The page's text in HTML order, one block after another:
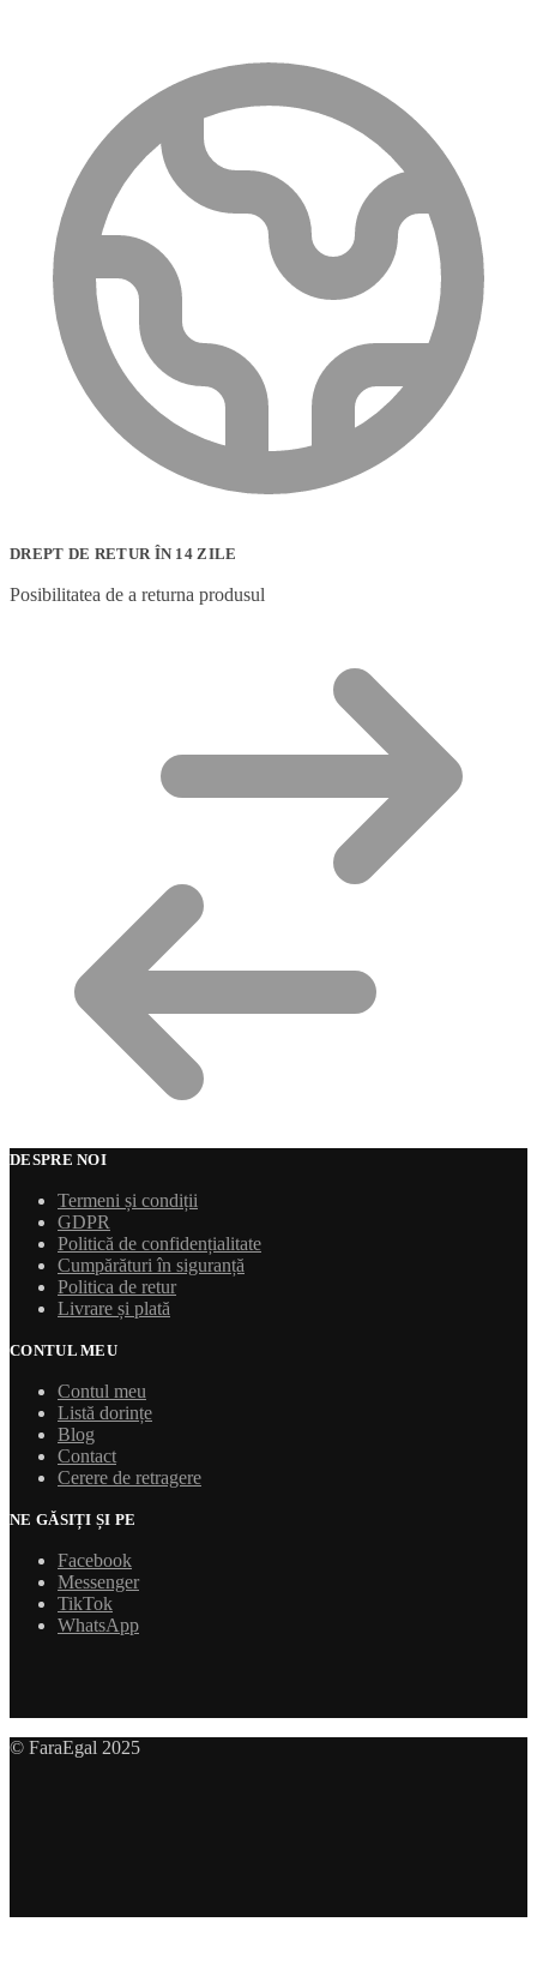
DREPT DE RETUR ÎN 14 ZILE
Posibilitatea de a returna produsul
DESPRE NOI
Termeni și condiții
GDPR
Politică de confidențialitate
Cumpărături în siguranță
Politica de retur
Livrare și plată
CONTUL MEU
Contul meu
Listă dorințe
Blog
Contact
Cerere de retragere
NE GĂSIȚI ȘI PE
Facebook
Messenger
TikTok
WhatsApp
© FaraEgal 2025